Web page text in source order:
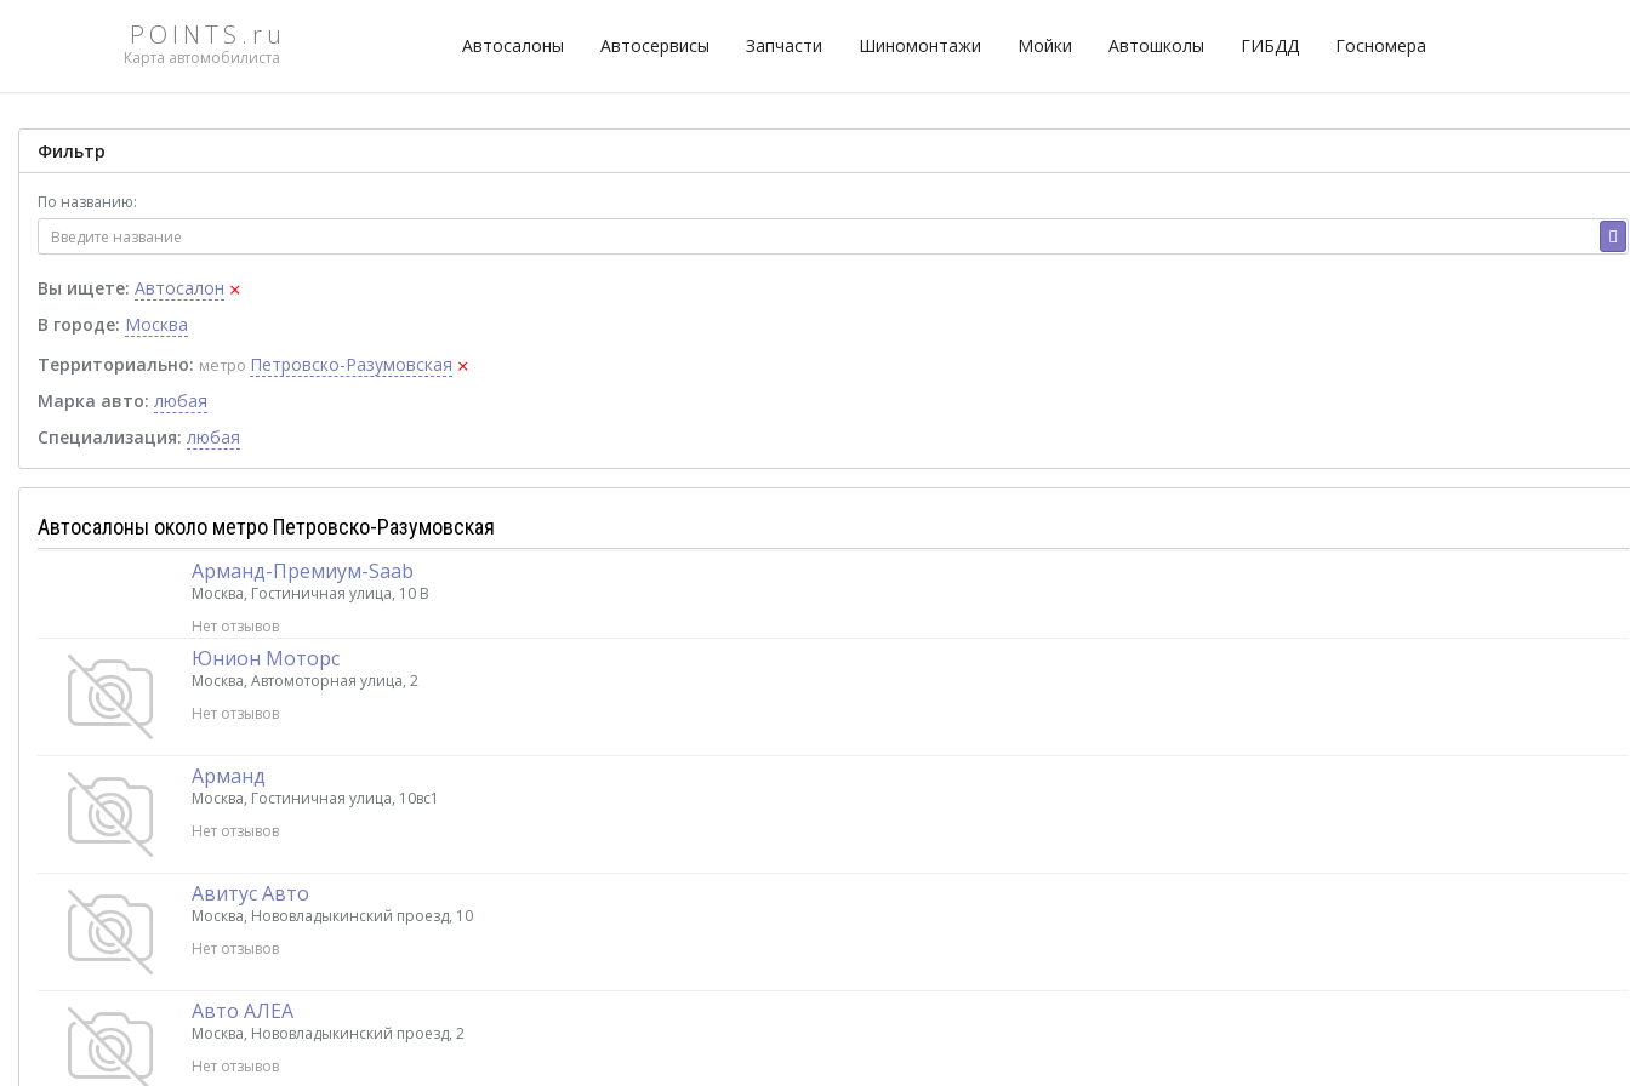
POINTS.ru
Карта автомобилиста
Автосалоны Автосервисы Запчасти Шиномонтажи Мойки Автошколы ГИБДД Госномера
Фильтр
По названию:
Вы ищете: Автосалон ×
В городе: Москва
Территориально: метро Петровско-Разумовская ×
Марка авто: любая
Специализация: любая
Автосалоны около метро Петровско-Разумовская
Арманд-Премиум-Saab
Москва, Гостиничная улица, 10 В
Нет отзывов
Юнион Моторс
Москва, Автомоторная улица, 2
Нет отзывов
Арманд
Москва, Гостиничная улица, 10вс1
Нет отзывов
Авитус Авто
Москва, Нововладыкинский проезд, 10
Нет отзывов
Авто АЛЕА
Москва, Нововладыкинский проезд, 2
Нет отзывов